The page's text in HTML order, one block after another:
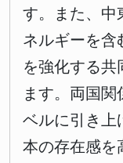
す。また、中
ネルギーを含
を強化する共
ます。両国
ベルに引き上
本の存在感を